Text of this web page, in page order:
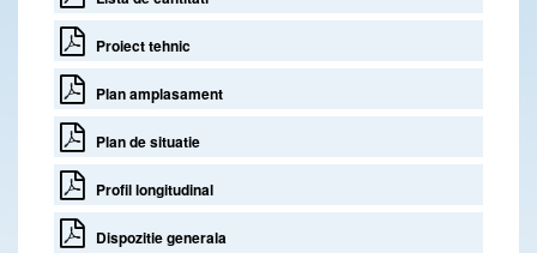
Proiect tehnic
Plan amplasament
Plan de situatie
Profil longitudinal
Dispozitie generala